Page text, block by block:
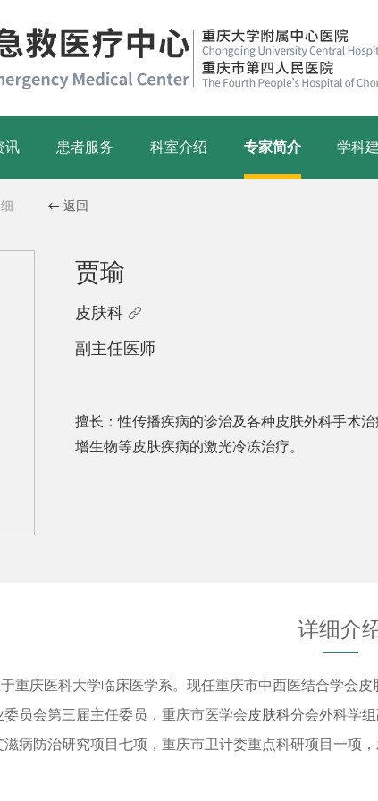
讯 患者服务 科室介绍 专家简介 学科
 返回
贾瑜
皮肤科 
副主任医师
擅长：性传播疾病的诊治及各种皮肤外科手术
增生物等皮肤疾病的激光冷冻治疗。
详细介
庆医科大学临床医学系。现任重庆市中西医结合学会
员会第三届主任委员，重庆市医学会皮肤科分会外科学
病防治研究项目七项，重庆市卫计委重点科研项目一